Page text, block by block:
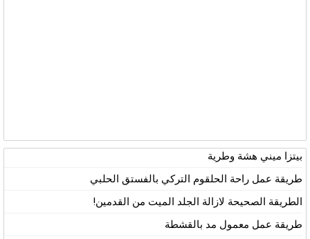
بيتزا ميني هشة وطرية
طريقة عمل راحة الحلقوم التركي بالفستق الحلبي
الطريقة الصحيحة لازالة الجلد الميت من القدمين!
طريقة عمل معمول مد بالقشطة